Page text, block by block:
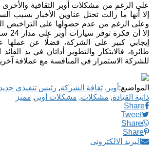
على الرغم من مشكلات أوبر الثقافية والأخرى
إلا أنها ما زالت تحتل عناوين الأخبار بسبب
وعلى الرغم من عدم حصولها على التراخيص
إلا
إيجابي كبير على الشركة، فضلًا عن عملها
طائرة، فالابتكار والتطوير أداتان في يد القائد
للشركة الاستمرار في المنافسة مع عملافة
المواضيع: أوبر , ثقافة الشركة, رئيس تنفيذي جديد
ذاتية القيادة, مشكلات, مشكلات أوبر , مميز
Share
Tweet
Share
Share
البريد الالكترونى